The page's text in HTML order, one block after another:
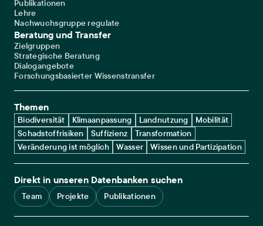
Publikationen
Lehre
Nachwuchsgruppe regulate
Beratung und Transfer
Zielgruppen
Strategische Beratung
Dialogangebote
Forschungsbasierter Wissenstransfer
Themen
Biodiversität Klimaanpassung Landnutzung
Mobilität
Schadstoffrisiken
Suffizienz
Transformation
Veränderung ist möglich
Wasser Wissen und Partizipation
Direkt in unseren Datenbanken suchen
Team Projekte Publikationen